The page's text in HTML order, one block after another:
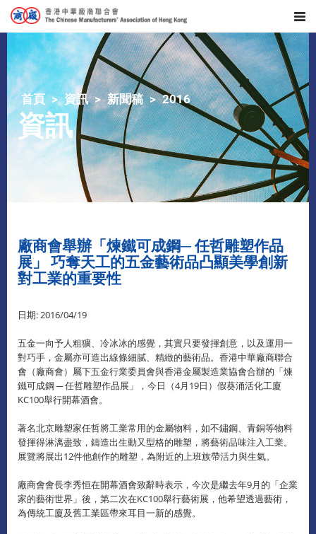
首頁 資訊 新聞稿 2016
資訊
廠商會舉辦「煉鐵可成鋼─ 任哲雕塑作品
展」 巧奪天工的五金藝術品凸顯美學創新
對工業的重要性
日期: 2016/04/19
五金一向予人粗獷、冷冰冰的感覺，其實只要發揮創意，以及運用一
對巧手，金屬亦可造出線條細膩、精緻的藝術品。香港中華廠商聯合
會（廠商會）屬下五金行業委員會與香港金屬製造業協會合辦的「煉
鐵可成鋼 ─ 任哲雕塑作品展」，今日（4月19日）假葵涌活化工廈
KC100舉行開幕酒會。
著名北京雕塑家任哲將工業常用的金屬物料，如不鏽鋼、青銅等物料
發揮得淋漓盡致，鑄造出生動又型格的雕塑，將藝術品味注入工業。
展覽將展出12件他創作的雕塑，為附近的上班族帶活力與生氣。
廠商會會長李秀恒在開幕酒會致辭時表示，今次是繼去年9月的「企業
家的藝術世界」後，第二次在KC100舉行藝術展，他希望透過藝術，
為傳統工廈及舊工業區帶來耳目一新的感覺。